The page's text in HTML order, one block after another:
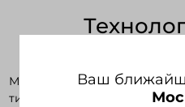
Ваш
Максимальный размер
тиснении блинтом,